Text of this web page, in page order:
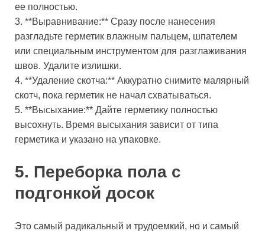
ее полностью.
3. **Выравнивание:** Сразу после нанесения
разгладьте герметик влажным пальцем, шпателем
или специальным инструментом для разглаживания
швов. Удалите излишки.
4. **Удаление скотча:** Аккуратно снимите малярный
скотч, пока герметик не начал схватываться.
5. **Высыхание:** Дайте герметику полностью
высохнуть. Время высыхания зависит от типа
герметика и указано на упаковке.
5. Переборка пола с
подгонкой досок
Это самый радикальный и трудоемкий, но и самый